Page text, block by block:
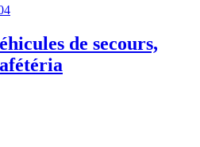
de secours,